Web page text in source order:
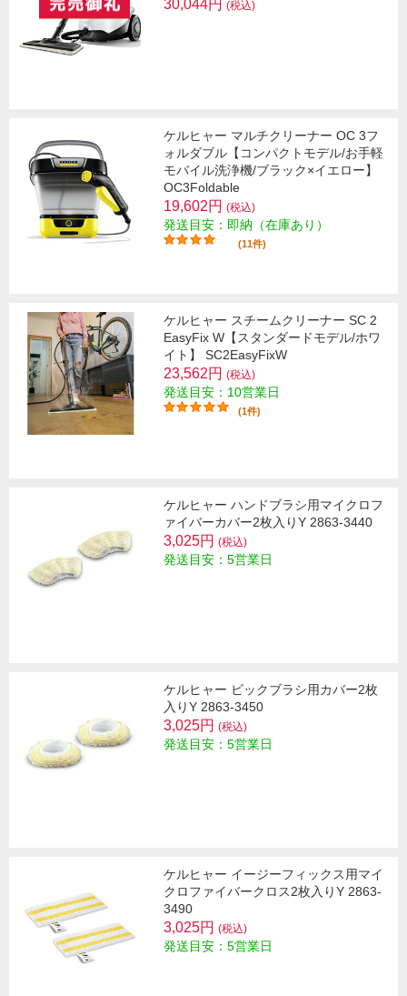
30,044円 (税込)
ケルヒャー マルチクリーナー OC 3フ
ォルダブル【コンパクトモデル/お手軽
モバイル洗浄機/ブラック×イエロー】
OC3Foldable
19,602円 (税込)
発送目安：即納（在庫あり）
(11件)
ケルヒャー スチームクリーナー SC 2
EasyFix W【スタンダードモデル/ホワ
イト】 SC2EasyFixW
23,562円 (税込)
発送目安：10営業日
(1件)
ケルヒャー ハンドブラシ用マイクロフ
ァイバーカバー2枚入りY 2863-3440
3,025円 (税込)
発送目安：5営業日
ケルヒャー ビックブラシ用カバー2枚
入りY 2863-3450
3,025円 (税込)
発送目安：5営業日
ケルヒャー イージーフィックス用マイ
クロファイバークロス2枚入りY 2863-
3490
3,025円 (税込)
発送目安：5営業日